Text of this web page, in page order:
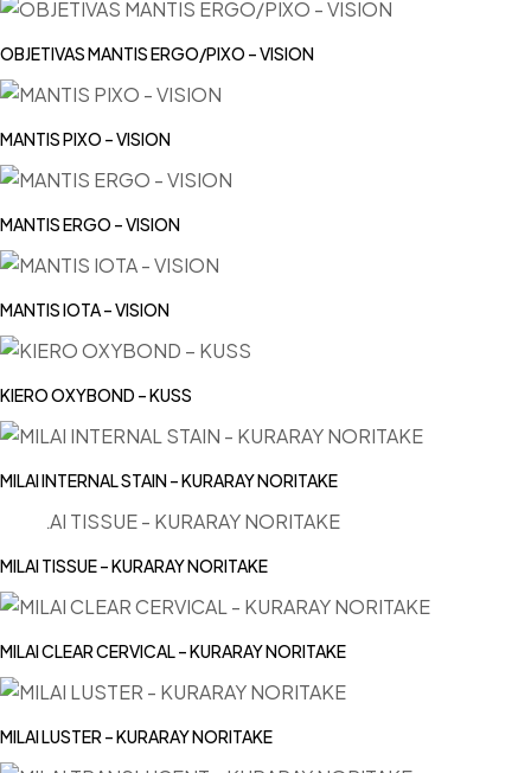
OBJETIVAS MANTIS ERGO/PIXO – VISION
MANTIS PIXO – VISION
MANTIS ERGO – VISION
MANTIS IOTA – VISION
KIERO OXYBOND – KUSS
MILAI INTERNAL STAIN – KURARAY NORITAKE
MILAI TISSUE – KURARAY NORITAKE
MILAI CLEAR CERVICAL – KURARAY NORITAKE
MILAI LUSTER – KURARAY NORITAKE